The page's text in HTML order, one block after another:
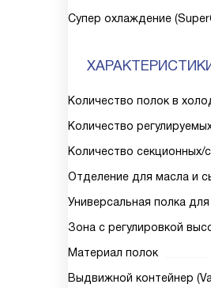
Супер охлаждение
Количество полок в
Количество
Количество
Отделение для масла и
Универсальная полка
Зона с регулировкой
Материал полок
Выдвижной контейнер